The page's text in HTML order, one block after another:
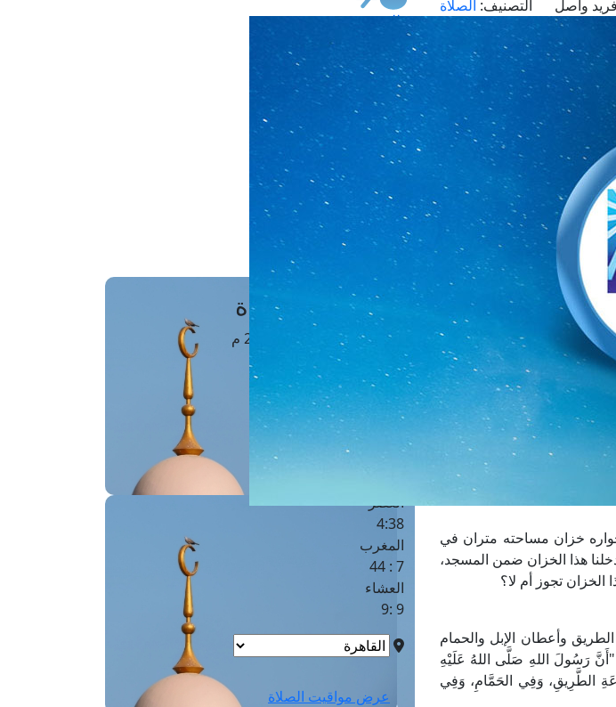
واصل التصنيف: الصلاة
خزان مساحته متران في
هذا الخزان ضمن المسجد،
تجوز أم لا؟
وأعطان الإبل والحمام
رَسُولَ اللهِ صَلَّى اللهُ عَلَيْهِ
الطَّرِيقِ، وَفِي الحَمَّامِ، وَفِي
طلب فتوى
استعلام عن فتوى
حجز موعد
الفتوى الهاتفية
مَواقِيتُ الصَّـــلاة
القاهرة · 07 أغسطس 2026 م
الفجر
4 :41
الشروق
العصر
4:38
المغرب
7 : 44
العشاء
9 :9
عرض مواقيت الصلاة